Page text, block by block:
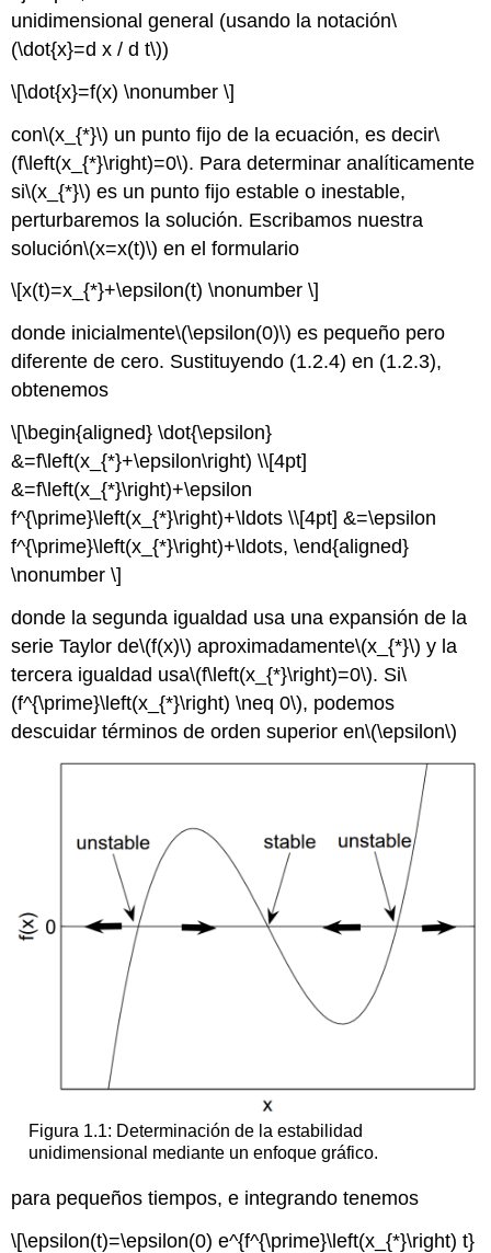
unidimensional general (usando la notación\
(\dot{x}=d x / d t\))
\[\dot{x}=f(x) \nonumber \]
con\(x_{*}\) un punto fijo de la ecuación, es decir\
(f\left(x_{*}\right)=0\). Para determinar analíticamente
si\(x_{*}\) es un punto fijo estable o inestable,
perturbaremos la solución. Escribamos nuestra
solución\(x=x(t)\) en el formulario
\[x(t)=x_{*}+\epsilon(t) \nonumber \]
donde inicialmente\(\epsilon(0)\) es pequeño pero
diferente de cero. Sustituyendo (1.2.4) en (1.2.3),
obtenemos
\[\begin{aligned} \dot{\epsilon}
&=f\left(x_{*}+\epsilon\right) \\[4pt]
&=f\left(x_{*}\right)+\epsilon
f^{\prime}\left(x_{*}\right)+\ldots \\[4pt] &=\epsilon
f^{\prime}\left(x_{*}\right)+\ldots, \end{aligned}
\nonumber \]
donde la segunda igualdad usa una expansión de la
serie Taylor de\(f(x)\) aproximadamente\(x_{*}\) y la
tercera igualdad usa\(f\left(x_{*}\right)=0\). Si\
(f^{\prime}\left(x_{*}\right) \neq 0\), podemos
descuidar términos de orden superior en\(\epsilon\)
Figura 1.1: Determinación de la estabilidad
unidimensional mediante un enfoque gráfico.
para pequeños tiempos, e integrando tenemos
\[\epsilon(t)=\epsilon(0) e^{f^{\prime}\left(x_{*}\right) t}